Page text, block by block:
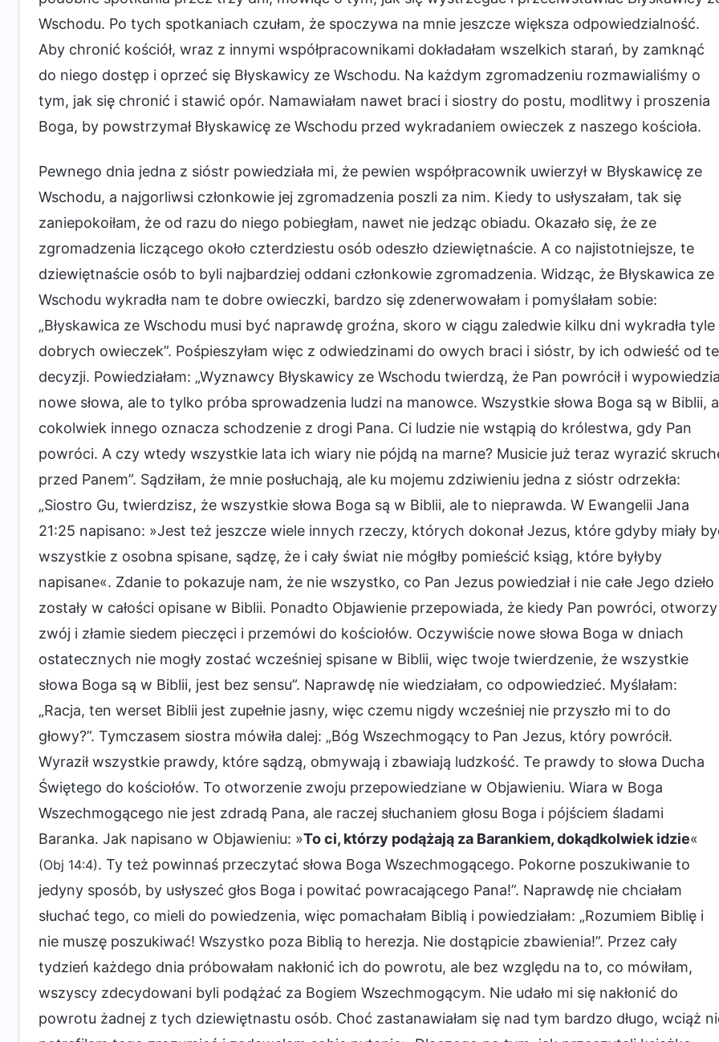
Wschodu. Po tych spotkaniach czułam, że spoczywa na mnie jeszcze większa odpowiedzialność.
Aby chronić kościół, wraz z innymi współpracownikami dokładałam wszelkich starań, by zamknąć
do niego dostęp i oprzeć się Błyskawicy ze Wschodu. Na każdym zgromadzeniu rozmawialiśmy o
tym, jak się chronić i stawić opór. Namawiałam nawet braci i siostry do postu, modlitwy i proszenia
Boga, by powstrzymał Błyskawicę ze Wschodu przed wykradaniem owieczek z naszego kościoła.
Pewnego dnia jedna z sióstr powiedziała mi, że pewien współpracownik uwierzył w Błyskawicę ze
Wschodu, a najgorliwsi członkowie jej zgromadzenia poszli za nim. Kiedy to usłyszałam, tak się
zaniepokoiłam, że od razu do niego pobiegłam, nawet nie jedząc obiadu. Okazało się, że ze
zgromadzenia liczącego około czterdziestu osób odeszło dziewiętnaście. A co najistotniejsze, te
dziewiętnaście osób to byli najbardziej oddani członkowie zgromadzenia. Widząc, że Błyskawica ze
Wschodu wykradła nam te dobre owieczki, bardzo się zdenerwowałam i pomyślałam sobie:
„Błyskawica ze Wschodu musi być naprawdę groźna, skoro w ciągu zaledwie kilku dni wykradła tyle
dobrych owieczek”. Pośpieszyłam więc z odwiedzinami do owych braci i sióstr, by ich odwieść od
decyzji. Powiedziałam: „Wyznawcy Błyskawicy ze Wschodu twierdzą, że Pan powrócił i
nowe słowa, ale to tylko próba sprowadzenia ludzi na manowce. Wszystkie słowa Boga są w Biblii, a
cokolwiek innego oznacza schodzenie z drogi Pana. Ci ludzie nie wstąpią do królestwa, gdy Pan
powróci. A czy wtedy wszystkie lata ich wiary nie pójdą na marne? Musicie już teraz wyrazić
przed Panem”. Sądziłam, że mnie posłuchają, ale ku mojemu zdziwieniu jedna z sióstr odrzekła:
„Siostro Gu, twierdzisz, że wszystkie słowa Boga są w Biblii, ale to nieprawda. W Ewangelii Jana
21:25 napisano: »Jest też jeszcze wiele innych rzeczy, których dokonał Jezus, które gdyby miały
wszystkie z osobna spisane, sądzę, że i cały świat nie mógłby pomieścić ksiąg, które byłyby
napisane«. Zdanie to pokazuje nam, że nie wszystko, co Pan Jezus powiedział i nie całe Jego dzieło
zostały w całości opisane w Biblii. Ponadto Objawienie przepowiada, że kiedy Pan powróci, otworzy
zwój i złamie siedem pieczęci i przemówi do kościołów. Oczywiście nowe słowa Boga w dniach
ostatecznych nie mogły zostać wcześniej spisane w Biblii, więc twoje twierdzenie, że wszystkie
słowa Boga są w Biblii, jest bez sensu”. Naprawdę nie wiedziałam, co odpowiedzieć. Myślałam:
„Racja, ten werset Biblii jest zupełnie jasny, więc czemu nigdy wcześniej nie przyszło mi to do
głowy?”. Tymczasem siostra mówiła dalej: „Bóg Wszechmogący to Pan Jezus, który powrócił.
Wyraził wszystkie prawdy, które sądzą, obmywają i zbawiają ludzkość. Te prawdy to słowa Ducha
Świętego do kościołów. To otworzenie zwoju przepowiedziane w Objawieniu. Wiara w Boga
Wszechmogącego nie jest zdradą Pana, ale raczej słuchaniem głosu Boga i pójściem śladami
Baranka. Jak napisano w Objawieniu: »To ci, którzy podążają za Barankiem, dokądkolwiek idzie«
(Obj 14:4). Ty też powinnaś przeczytać słowa Boga Wszechmogącego. Pokorne poszukiwanie to
jedyny sposób, by usłyszeć głos Boga i powitać powracającego Pana!”. Naprawdę nie chciałam
słuchać tego, co mieli do powiedzenia, więc pomachałam Biblią i powiedziałam: „Rozumiem Biblię i
nie muszę poszukiwać! Wszystko poza Biblią to herezja. Nie dostąpicie zbawienia!”. Przez cały
tydzień każdego dnia próbowałam nakłonić ich do powrotu, ale bez względu na to, co mówiłam,
wszyscy zdecydowani byli podążać za Bogiem Wszechmogącym. Nie udało mi się nakłonić do
powrotu żadnej z tych dziewiętnastu osób. Choć zastanawiałam się nad tym bardzo długo, wciąż